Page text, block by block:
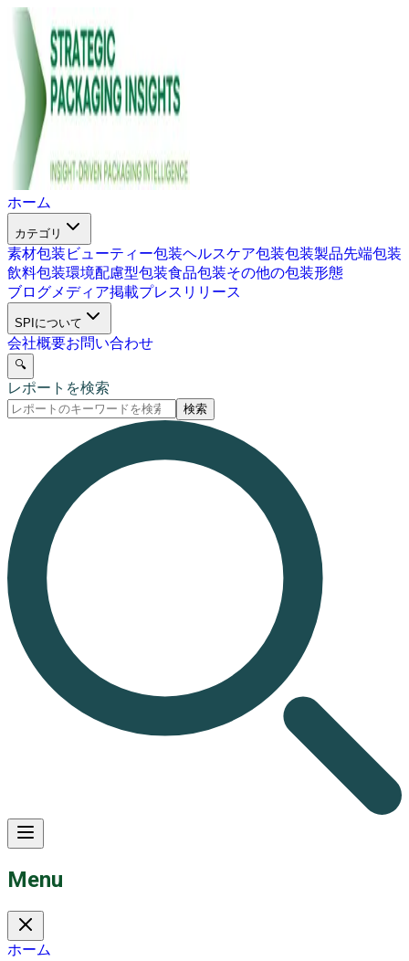
ホーム
カテゴリ
素材包装 ビューティー包装ヘルスケア包装包装製品先端包装
飲料包装環境配慮型包装食品包装その他の包装形態
ブログメディア掲載プレスリリース
SPIについて
会社概要お問い合わせ
🔍
レポートを検索
検索
Menu
ホーム